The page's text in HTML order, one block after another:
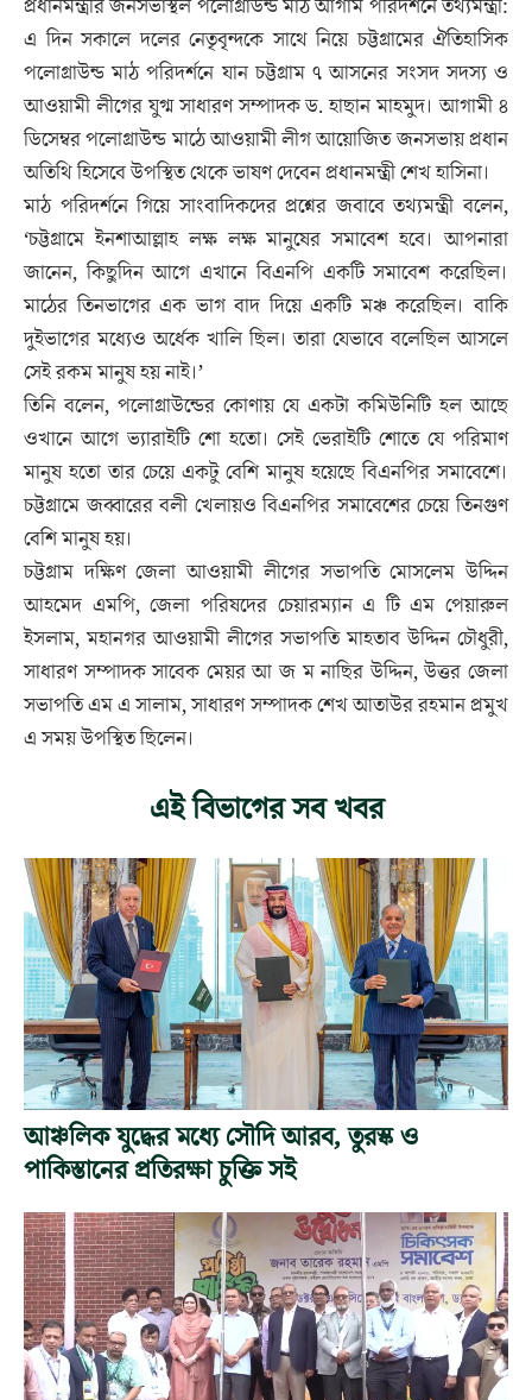
প্রধানমন্ত্রীর জনসভাস্থল পলোগ্রাউন্ড মাঠ আগাম পরিদর্শনে তথ্যমন্ত্রী:
এ দিন সকালে দলের নেতৃবৃন্দকে সাথে নিয়ে চট্টগ্রামের ঐতিহাসিক
পলোগ্রাউন্ড মাঠ পরিদর্শনে যান চট্টগ্রাম ৭ আসনের সংসদ সদস্য ও
আওয়ামী লীগের যুগ্ম সাধারণ সম্পাদক ড. হাছান মাহমুদ। আগামী ৪
ডিসেম্বর পলোগ্রাউন্ড মাঠে আওয়ামী লীগ আয়োজিত জনসভায় প্রধান
অতিথি হিসেবে উপস্থিত থেকে ভাষণ দেবেন প্রধানমন্ত্রী শেখ হাসিনা।
মাঠ পরিদর্শনে গিয়ে সাংবাদিকদের প্রশ্নের জবাবে তথ্যমন্ত্রী বলেন,
‘চট্টগ্রামে ইনশাআল্লাহ লক্ষ লক্ষ মানুষের সমাবেশ হবে। আপনারা
জানেন, কিছুদিন আগে এখানে বিএনপি একটি সমাবেশ করেছিল।
মাঠের তিনভাগের এক ভাগ বাদ দিয়ে একটি মঞ্চ করেছিল। বাকি
দুইভাগের মধ্যেও অর্ধেক খালি ছিল। তারা যেভাবে বলেছিল আসলে
সেই রকম মানুষ হয় নাই।’
তিনি বলেন, পলোগ্রাউন্ডের কোণায় যে একটা কমিউনিটি হল আছে
ওখানে আগে ভ্যারাইটি শো হতো। সেই ভেরাইটি শোতে যে পরিমাণ
মানুষ হতো তার চেয়ে একটু বেশি মানুষ হয়েছে বিএনপির সমাবেশে।
চট্টগ্রামে জব্বারের বলী খেলায়ও বিএনপির সমাবেশের চেয়ে তিনগুণ
বেশি মানুষ হয়।
চট্টগ্রাম দক্ষিণ জেলা আওয়ামী লীগের সভাপতি মোসলেম উদ্দিন
আহমেদ এমপি, জেলা পরিষদের চেয়ারম্যান এ টি এম পেয়ারুল
ইসলাম, মহানগর আওয়ামী লীগের সভাপতি মাহতাব উদ্দিন চৌধুরী,
সাধারণ সম্পাদক সাবেক মেয়র আ জ ম নাছির উদ্দিন, উত্তর জেলা
সভাপতি এম এ সালাম, সাধারণ সম্পাদক শেখ আতাউর রহমান প্রমুখ
এ সময় উপস্থিত ছিলেন।
এই বিভাগের সব খবর
আঞ্চলিক যুদ্ধের মধ্যে সৌদি আরব, তুরস্ক ও
পাকিস্তানের প্রতিরক্ষা চুক্তি সই